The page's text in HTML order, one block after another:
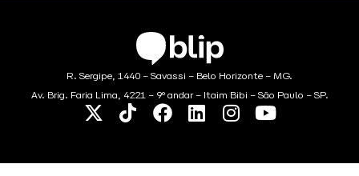
R. Sergipe, 1440 – Savassi – Belo Horizonte – MG.
Av. Brig. Faria Lima, 4221 – 9° andar – Itaim Bibi – São Paulo – SP.